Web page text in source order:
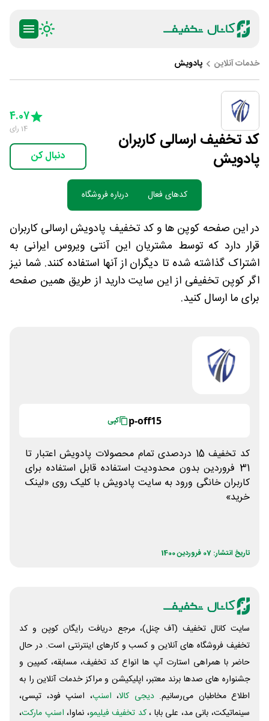
خدمات آنلاین پادویش
کد تخفیف ارسالی کاربران
پادویش
4 Stars
5 Stars
4.07
14 رای
دنبال کن
کدهای فعال درباره فروشگاه
در این صفحه کوپن ها و کد تخفیف پادویش ارسالی کاربران
قرار دارد که توسط مشتریان این آنتی ویروس ایرانی به
اشتراک گذاشته شده تا دیگران از آنها استفاده کنند. شما نیز
اگر کوپن تخفیفی از این سایت دارید از طریق همین صفحه
برای ما ارسال کنید.
p-off15 کپی
کد تخفیف 15 دردصدی تمام محصولات پادویش اعتبار تا
31 فروردین بدون محدودیت استفاده قابل استفاده برای
کاربران خانگی ورود به سایت پادویش با کلیک روی «لینک
خرید»
تاریخ انتشار: 07 فروردین 1400
سایت کانال تخفیف (آف چنل)، مرجع دریافت رایگان کوپن و کد
تخفیف فروشگاه های آنلاین و کسب و‌ کارهای اینترنتی است. در حال
حاضر با همراهی استارت آپ ها انواع کد تخفیف، مسابقه، کمپین و
جشنواره های صدها برند معتبر، اپلیکیشن و مراکز خدمات آنلاین را به
اطلاع مخاطبان می‌رسانیم. دیجی کالا، اسنپ، اسنپ فود، تپسی،
سینماتیکت، بانی مد، علی‌ بابا ،کد تخفیف فیلیمو، نماوا، اسنپ مارکت،